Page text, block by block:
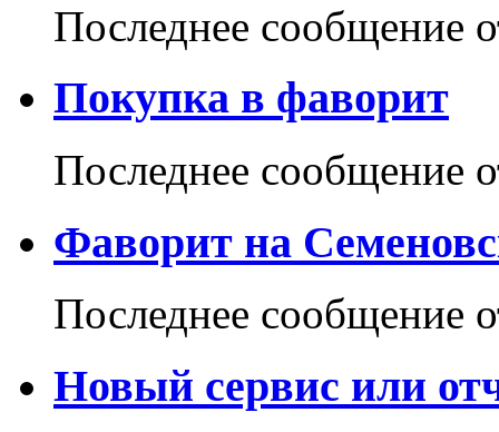
Последнее сообщение
Покупка в фаворит
Последнее сообщение
Фаворит на
Последнее сообщение
Новый сервис или